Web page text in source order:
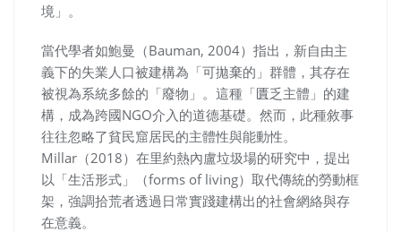
境」。
當代學者如鮑曼（Bauman, 2004）指出，新自由主
義下的失業人口被建構為「可拋棄的」群體，其存在
被視為系統多餘的「廢物」。這種「匱乏主體」的建
構，成為跨國NGO介入的道德基礎。然而，此種敘事
往往忽略了貧民窟居民的主體性與能動性。
Millar（2018）在里約熱內盧垃圾場的研究中，提出
以「生活形式」（forms of living）取代傳統的勞動框
架，強調拾荒者透過日常實踐建構出的社會網絡與存
在意義。